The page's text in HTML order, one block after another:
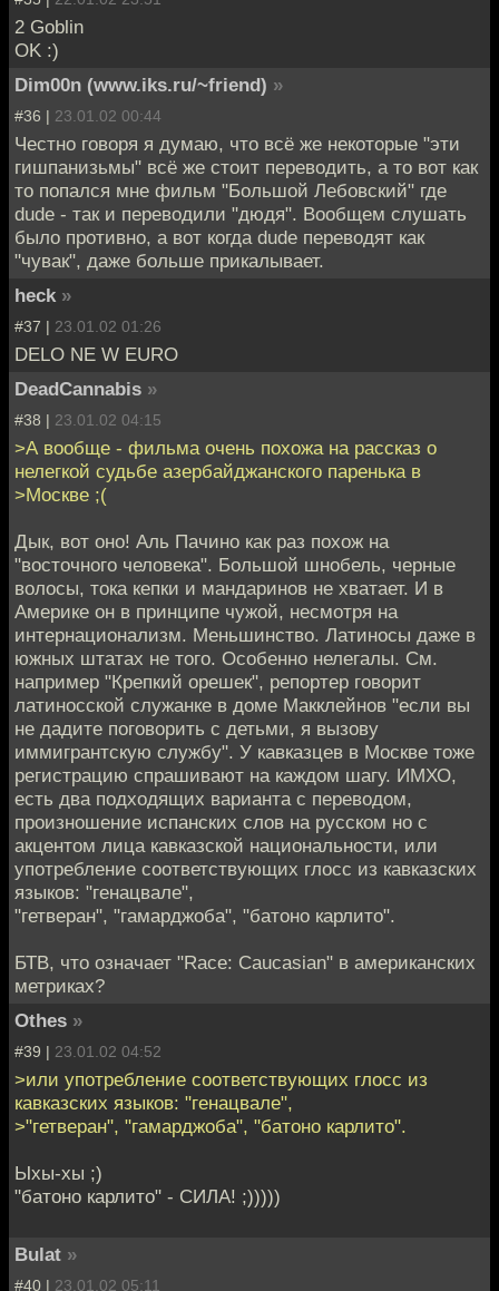
2 Goblin
OK :)
Dim00n (www.iks.ru/~friend) »
#36 | 23.01.02 00:44
Честно говоря я думаю, что всё же некоторые "эти
гишпанизьмы" всё же стоит переводить, а то вот как
то попался мне фильм "Большой Лебовский" где
dude - так и переводили "дюдя". Вообщем слушать
было противно, а вот когда dude переводят как
"чувак", даже больше прикалывает.
heck »
#37 | 23.01.02 01:26
DELO NE W EURO
DeadCannabis »
#38 | 23.01.02 04:15
>А вообще - фильма очень похожа на рассказ о
нелегкой судьбе азербайджанского паренька в
>Москве ;(
Дык, вот оно! Аль Пачино как раз похож на
"восточного человека". Большой шнобель, черные
волосы, тока кепки и мандаринов не хватает. И в
Америке он в принципе чужой, несмотря на
интернационализм. Меньшинство. Латиносы даже в
южных штатах не того. Особенно нелегалы. См.
например "Крепкий орешек", репортер говорит
латиносской служанке в доме Макклейнов "если вы
не дадите поговорить с детьми, я вызову
иммигрантскую службу". У кавказцев в Москве тоже
регистрацию спрашивают на каждом шагу. ИМХО,
есть два подходящих варианта с переводом,
произношение испанских слов на русском но с
акцентом лица кавказской национальности, или
употребление соответствующих глосс из кавказских
языков: "генацвале",
"гетверан", "гамарджоба", "батоно карлито".
БТВ, что означает "Race: Caucasian" в американских
метриках?
Othes »
#39 | 23.01.02 04:52
>или употребление соответствующих глосс из
кавказских языков: "генацвале",
>"гетверан", "гамарджоба", "батоно карлито".
Ыхы-хы ;)
"батоно карлито" - СИЛА! ;)))))
Bulat »
#40 | 23.01.02 05:11